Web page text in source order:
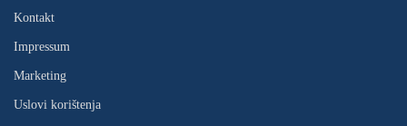
Kontakt
Impressum
Marketing
Uslovi korištenja